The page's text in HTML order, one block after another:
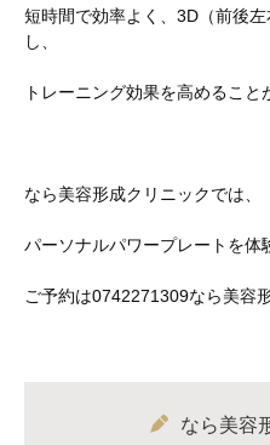
短時間で効率よく、3D（前後
し、
トレーニング効果を高めること
なら美容形成クリニックでは、
パーソナルパワープレートを体
ご予約は0742271309なら美容
なら美容